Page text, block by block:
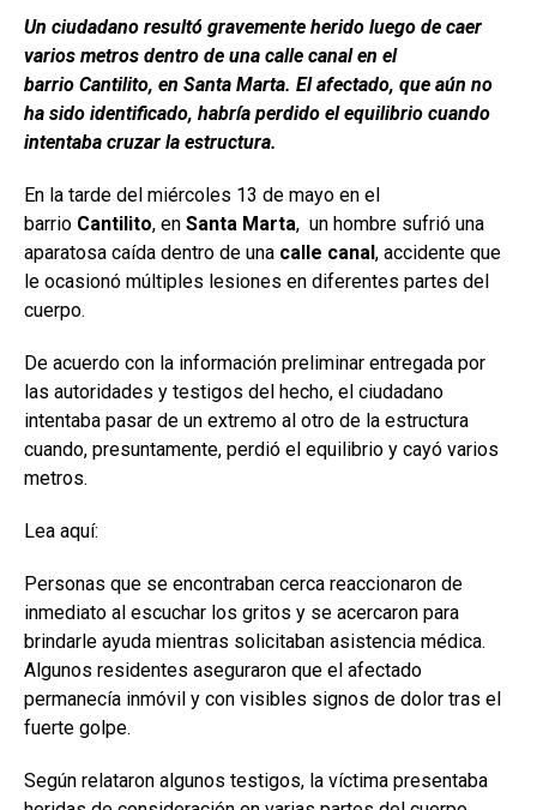
Un ciudadano resultó gravemente herido luego de caer
varios metros dentro de una calle canal en el
barrio Cantilito, en Santa Marta. El afectado, que aún no
ha sido identificado, habría perdido el equilibrio cuando
intentaba cruzar la estructura.
En la tarde del miércoles 13 de mayo en el
barrio Cantilito, en Santa Marta, un hombre sufrió una
aparatosa caída dentro de una calle canal , accidente que
le ocasionó múltiples lesiones en diferentes partes del
cuerpo.
De acuerdo con la información preliminar entregada por
las autoridades y testigos del hecho, el ciudadano
intentaba pasar de un extremo al otro de la estructura
cuando, presuntamente, perdió el equilibrio y cayó varios
metros.
Lea aquí:
Personas que se encontraban cerca reaccionaron de
inmediato al escuchar los gritos y se acercaron para
brindarle ayuda mientras solicitaban asistencia médica.
Algunos residentes aseguraron que el afectado
permanecía inmóvil y con visibles signos de dolor tras el
fuerte golpe.
Según relataron algunos testigos, la víctima presentaba